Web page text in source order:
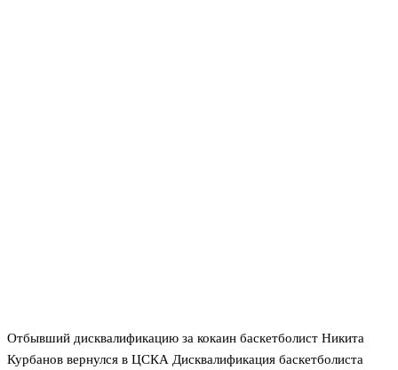
Отбывший дисквалификацию за кокаин баскетболист Никита
Курбанов вернулся в ЦСКА Дисквалификация баскетболиста